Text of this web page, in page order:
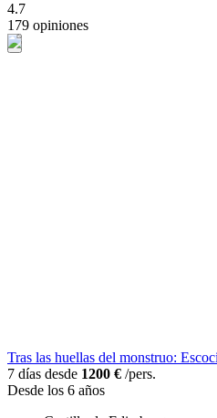
4.7
179 opiniones
Tras las huellas del monstruo:
7 días desde 1200 € /pers.
Desde los 6 años